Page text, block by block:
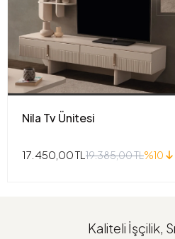
Nila Tv Ünitesi
17.450,00 TL 19.385,00 TL%10
Kaliteli İşçilik,